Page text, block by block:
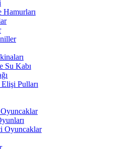
Hamurları
Su Kabı
Pulları
Oyuncaklar